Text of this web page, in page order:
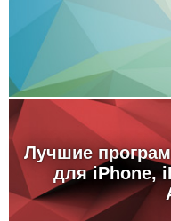
Лучшие
для iPhone,